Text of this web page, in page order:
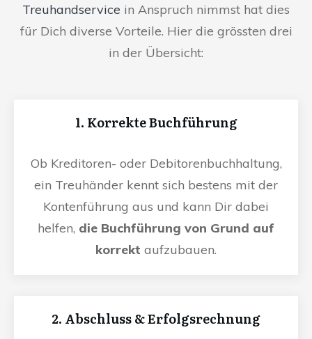
Treuhandservice in Anspruch nimmst hat dies
für Dich diverse Vorteile. Hier die grössten drei
in der Übersicht:
1. Korrekte Buchführung
Ob Kreditoren- oder Debitorenbuchhaltung,
ein Treuhänder kennt sich bestens mit der
Kontenführung aus und kann Dir dabei
helfen, die Buchführung von Grund auf
korrekt aufzubauen.
2. Abschluss & Erfolgsrechnung